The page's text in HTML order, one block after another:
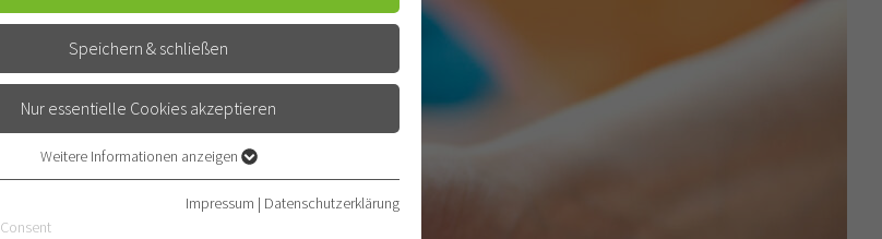
Speichern & schließen
Nur essentielle Cookies akzeptieren
werden für grundlegende Funktionen der Webseite
ist gewährleistet, dass die Webseite einwandfrei
Weitere Informationen anzeigen
Impressum | Datenschutzerklärung